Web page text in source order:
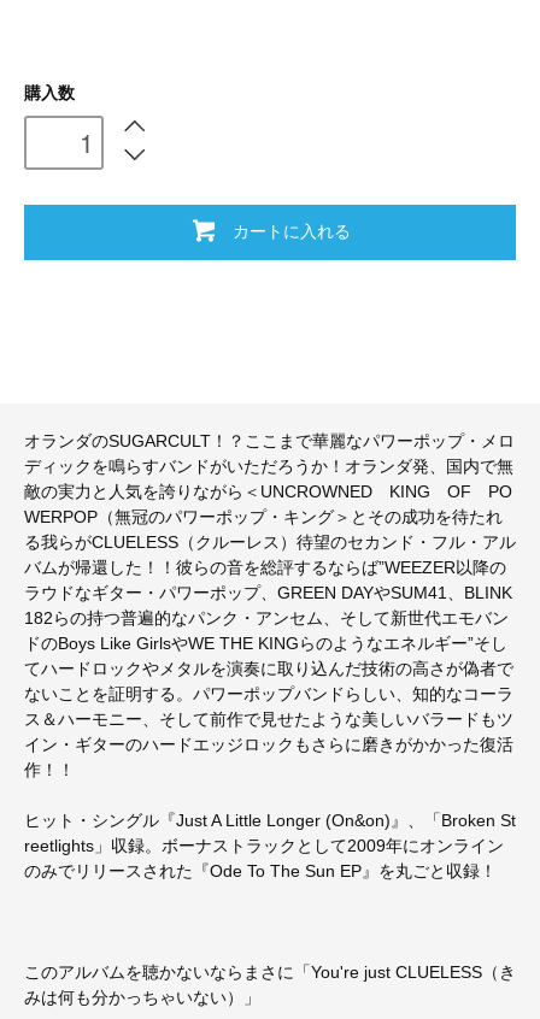
購入数
カートに入れる
オランダのSUGARCULT！？ここまで華麗なパワーポップ・メロ
ディックを鳴らすバンドがいただろうか！オランダ発、国内で無
敵の実力と人気を誇りながら＜UNCROWNED KING OF PO
WERPOP（無冠のパワーポップ・キング＞とその成功を待たれ
る我らがCLUELESS（クルーレス）待望のセカンド・フル・アル
バムが帰還した！！彼らの音を総評するならば”WEEZER以降の
ラウドなギター・パワーポップ、GREEN DAYやSUM41、BLINK
182らの持つ普遍的なパンク・アンセム、そして新世代エモバン
ドのBoys Like GirlsやWE THE KINGらのようなエネルギー”そし
てハードロックやメタルを演奏に取り込んだ技術の高さが偽者で
ないことを証明する。パワーポップバンドらしい、知的なコーラ
ス＆ハーモニー、そして前作で見せたような美しいバラードもツ
イン・ギターのハードエッジロックもさらに磨きがかかった復活
作！！
ヒット・シングル『Just A Little Longer (On&on)』、「Broken St
reetlights」収録。ボーナストラックとして2009年にオンライン
のみでリリースされた『Ode To The Sun EP』を丸ごと収録！
このアルバムを聴かないならまさに「You're just CLUELESS（き
みは何も分かっちゃいない）」